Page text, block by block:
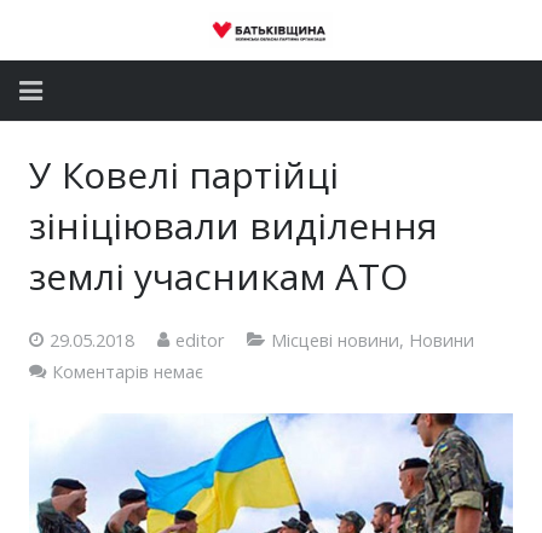
Громадські приймальні
У Ковелі партійці
зініціювали виділення
землі учасникам АТО
29.05.2018 editor Місцеві новини, Новини
Коментарів немає